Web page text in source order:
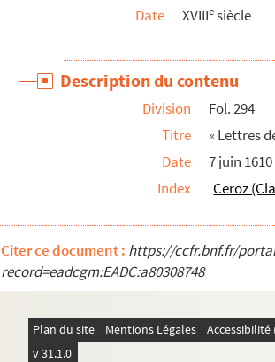
Fol. 387 vo. « Attestation donnée à M.
Fol. 394. « Lettres de naturalité [et de
Fol. 397 vo. « Lettres de naturalisation
Fol. 415. « Patentes de chevalier pour M.
Fol. 418 vo. « Patantes de chevalier pour le
Fol. 420 vo. « Attestation de la noblesse du
Fol. 421 vo. « Lettres de chevalerie pour M.
Fol. 425. « Lettres patentes de chevalerie
Date
XVIIIesiècle
Description du contenu
Division
Fol. 294
Titre
« Lettres
Date
7 juin 1610
Index
Ceroz
Citer ce document : https://ccfr.bnf.fr/
record=eadcgm:EADC:a80308748
Plan du site Mentions Légales
v 31.1.0